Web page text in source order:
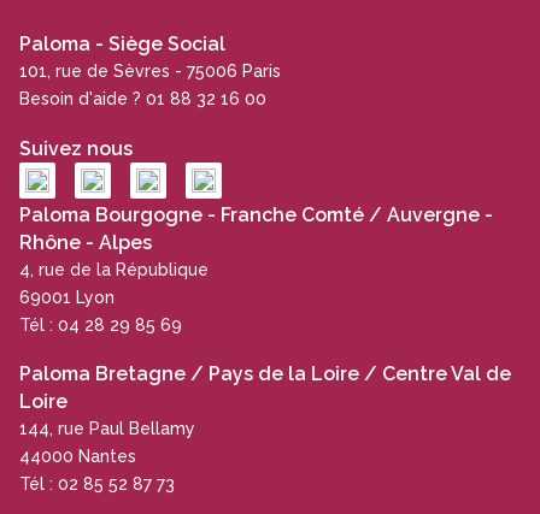
Paloma - Siège Social
101, rue de Sèvres - 75006 Paris
Besoin d'aide ? 01 88 32 16 00
Suivez nous
Paloma Bourgogne - Franche Comté / Auvergne -
Rhône - Alpes
4, rue de la République
69001 Lyon
Tél : 04 28 29 85 69
Paloma Bretagne / Pays de la Loire / Centre Val de
Loire
144, rue Paul Bellamy
44000 Nantes
Tél : 02 85 52 87 73